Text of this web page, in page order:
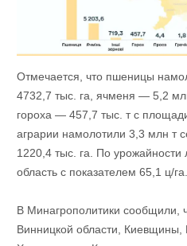
Отмечается, что пшеницы
4732,7 тыс. га, ячменя — 5,2
гороха — 457,7 тыс. т с
аграрии намолотили 3,3 млн т
1220,4 тыс. га. По
область с показателем 65,1 ц/га.
В Минагрополитики сообщили,
Винницкой области,